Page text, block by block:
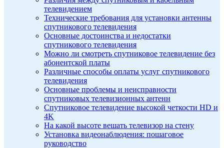
телевидением
Технические требования для установки антенны
спутникового телевидения
Основные достоинства и недостатки
спутникового телевидения
Можно ли смотреть спутниковое телевидение без
абонентской платы
Различные способы оплаты услуг спутникового
телевидения
Основные проблемы и неисправности
спутниковых телевизионных антенн
Спутниковое телевидение высокой четкости HD и
4K
На какой высоте вешать телевизор на стену
Установка видеонаблюдения: пошаговое
руководство